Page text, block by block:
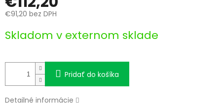
€91,20 bez DPH
cena:
Skladom v externom sklade
Pridať do košíka
Detailné informácie